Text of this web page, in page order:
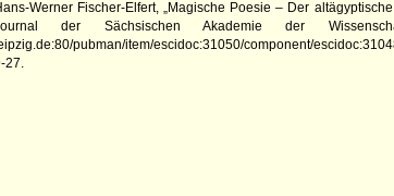
Werner Fischer-Elfert, „Magische Poesie – Der
der Sächsischen Akademie der
pubman/item/escidoc:31050/component/
27.